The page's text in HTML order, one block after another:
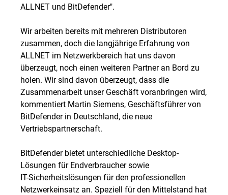
ALLNET und BitDefender".
Wir arbeiten bereits mit mehreren Distributoren
zusammen, doch die langjährige Erfahrung von
ALLNET im Netzwerkbereich hat uns davon
überzeugt, noch einen weiteren Partner an Bord zu
holen. Wir sind davon überzeugt, dass die
Zusammenarbeit unser Geschäft voranbringen wird,
kommentiert Martin Siemens, Geschäftsführer von
BitDefender in Deutschland, die neue
Vertriebspartnerschaft.
BitDefender bietet unterschiedliche Desktop-
Lösungen für Endverbraucher sowie
IT-Sicherheitslösungen für den professionellen
Netzwerkeinsatz an. Speziell für den Mittelstand hat